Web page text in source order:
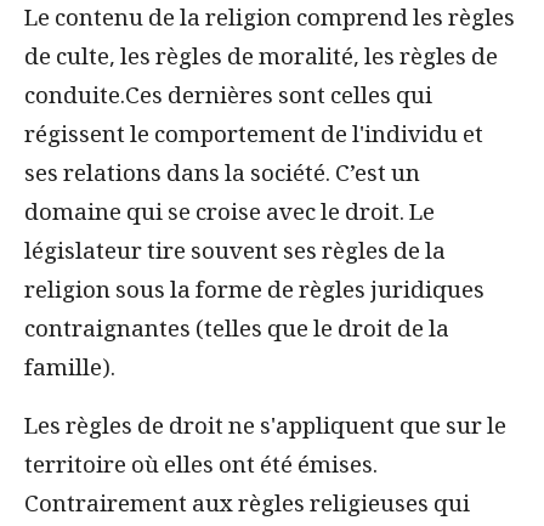
Le contenu de la religion comprend les règles
de culte, les règles de moralité, les règles de
conduite.Ces dernières sont celles qui
régissent le comportement de l'individu et
ses relations dans la société. C’est un
domaine qui se croise avec le droit. Le
législateur tire souvent ses règles de la
religion sous la forme de règles juridiques
contraignantes (telles que le droit de la
famille).
Les règles de droit ne s'appliquent que sur le
territoire où elles ont été émises.
Contrairement aux règles religieuses qui